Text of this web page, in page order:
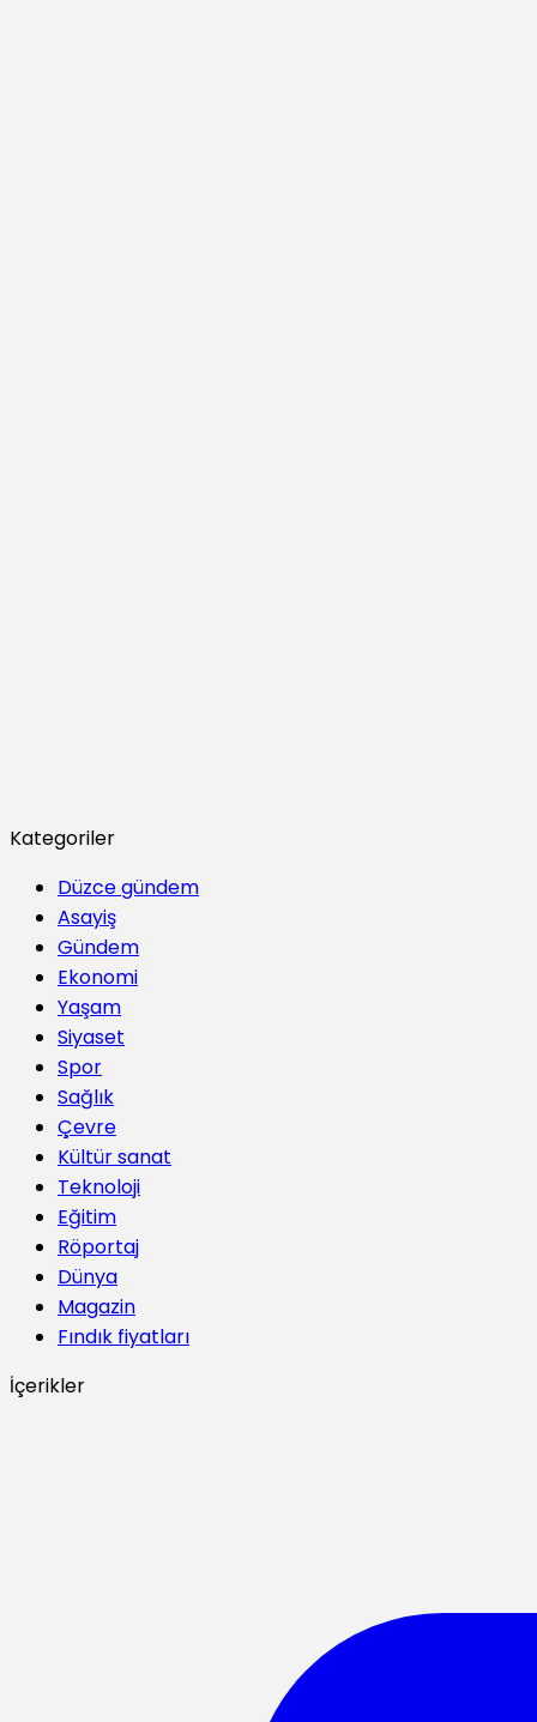
Kategoriler
Düzce gündem
Asayiş
Gündem
Ekonomi
Yaşam
Siyaset
Spor
Sağlık
Çevre
Kültür sanat
Teknoloji
Eğitim
Röportaj
Dünya
Magazin
Fındık fiyatları
İçerikler